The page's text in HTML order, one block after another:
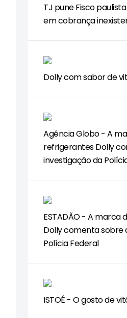
TJ pune Fisco
em cobrança
Dolly com sabor de
Agência Globo - A
refrigerantes Dolly
investigação da
ESTADÃO - A marca
Dolly comenta sobre
Polícia Federal
ISTOÉ - O gosto de